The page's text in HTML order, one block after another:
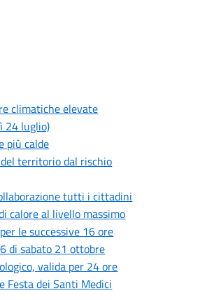
climatiche elevate
24 luglio)
più calde
territorio dal rischio
tutti i cittadini
calore al livello massimo
le successive 16 ore
di sabato 21 ottobre
valida per 24 ore
Festa dei Santi Medici